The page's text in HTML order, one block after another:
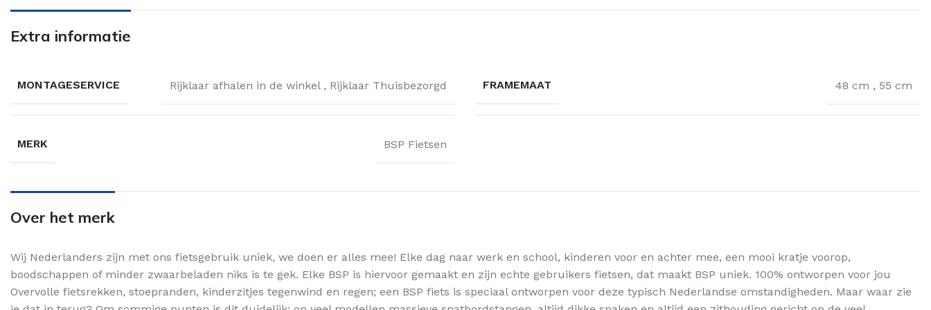
Extra informatie
MONTAGESERVICE Rijklaar afhalen in de winkel , Rijklaar Thuisbezorgd FRAMEMAAT 48 cm , 55 cm
MERK BSP Fietsen
Over het merk
Wij Nederlanders zijn met ons fietsgebruik uniek, we doen er alles mee! Elke dag naar werk en school, kinderen voor en achter mee, een mooi kratje voorop,
boodschappen of minder zwaarbeladen niks is te gek. Elke BSP is hiervoor gemaakt en zijn echte gebruikers fietsen, dat maakt BSP uniek. 100% ontworpen voor jou
Overvolle fietsrekken, stoepranden, kinderzitjes tegenwind en regen; een BSP fiets is speciaal ontworpen voor deze typisch Nederlandse omstandigheden. Maar waar zie